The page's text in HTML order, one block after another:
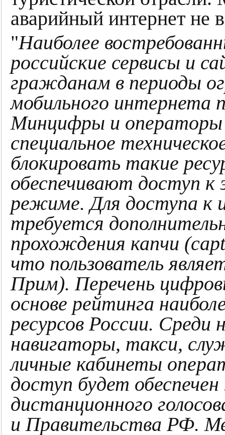
аварийный интернет не
"Наиболее
российские сервисы и
гражданам в периоды
мобильного интернета
Минцифры и операторы
специальное
блокировать такие
обеспечивают доступ
режиме. Для доступа к
требуется
прохождения капчи
что пользователь
Прим). Перечень
основе рейтинга
ресурсов России.
навигаторы, такси,
личные кабинеты
доступ будет
дистанционного
и Правительства РФ.